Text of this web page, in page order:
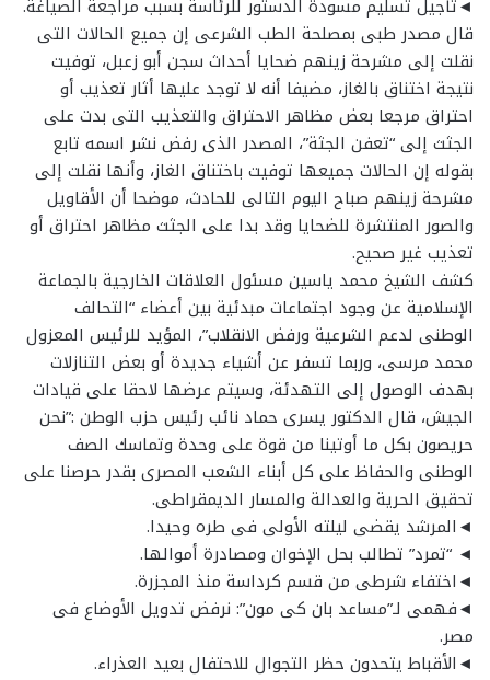
قال مصدر طبى بمصلحة الطب الشرعى إن جميع الحالات التى
نقلت إلى مشرحة زينهم ضحايا أحداث سجن أبو زعبل، توفيت
نتيجة اختناق بالغاز، مضيفا أنه لا توجد عليها أثار تعذيب أو
احتراق مرجعا بعض مظاهر الاحتراق والتعذيب التى بدت على
الجثث إلى “تعفن الجثة”، المصدر الذى رفض نشر اسمه تابع
بقوله إن الحالات جميعها توفيت باختناق الغاز، وأنها نقلت إلى
مشرحة زينهم صباح اليوم التالى للحادث، موضحا أن الأقاويل
والصور المنتشرة للضحايا وقد بدا على الجثث مظاهر احتراق أو
تعذيب غير صحيح.
كشف الشيخ محمد ياسين مسئول العلاقات الخارجية بالجماعة
الإسلامية عن وجود اجتماعات مبدئية بين أعضاء “التحالف
الوطنى لدعم الشرعية ورفض الانقلاب”، المؤيد للرئيس المعزول
محمد مرسى، وربما تسفر عن أشياء جديدة أو بعض التنازلات
بهدف الوصول إلى التهدئة، وسيتم عرضها لاحقا على قيادات
الجيش، قال الدكتور يسرى حماد نائب رئيس حزب الوطن :”نحن
حريصون بكل ما أوتينا من قوة على وحدة وتماسك الصف
الوطنى والحفاظ على كل أبناء الشعب المصرى بقدر حرصنا على
تحقيق الحرية والعدالة والمسار الديمقراطى.
◄المرشد يقضى ليلته الأولى فى طره وحيدا.
◄ “تمرد” تطالب بحل الإخوان ومصادرة أموالها.
◄اختفاء شرطى من قسم كرداسة منذ المجزرة.
◄فهمى لـ”مساعد بان كى مون”: نرفض تدويل الأوضاع فى
مصر.
◄الأقباط يتحدون حظر التجوال للاحتفال بعيد العذراء.